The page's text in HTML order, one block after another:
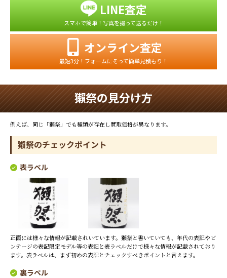
LINE査定
スマホで簡単！写真を撮って送るだけ！
オンライン査定
最短3分！フォームにそって簡単見積もり！
獺祭の見分け方
例えば、同じ「獺祭」でも種類が存在し買取価格が異なります。
獺祭のチェックポイント
表ラベル
正面には様々な情報が記載されいています。獺祭と書いていても、年代の表記やビ
ンテージの表記限定モデル等の表記と表ラベルだけで様々な情報が記載されており
ます。表ラベルは、まず初めの表記とチェックすべきポイントと言えます。
裏ラベル